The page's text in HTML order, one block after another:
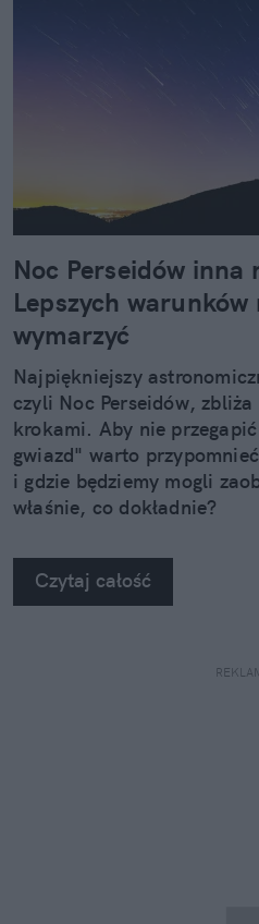
Noc Perseidów inna
Lepszych warunków
wymarzyć
Najpiękniejszy
czyli Noc Perseidów,
krokami. Aby nie
gwiazd" warto
i gdzie będziemy mogli
właśnie, co dokładnie?
Czytaj całość